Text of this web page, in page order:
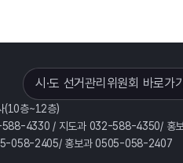
시·도 선거관리위원회 바로가기
(10층~12층)
4330 / 지도과 032-588-4350/ 홍
058-2405/ 홍보과 0505-058-2407